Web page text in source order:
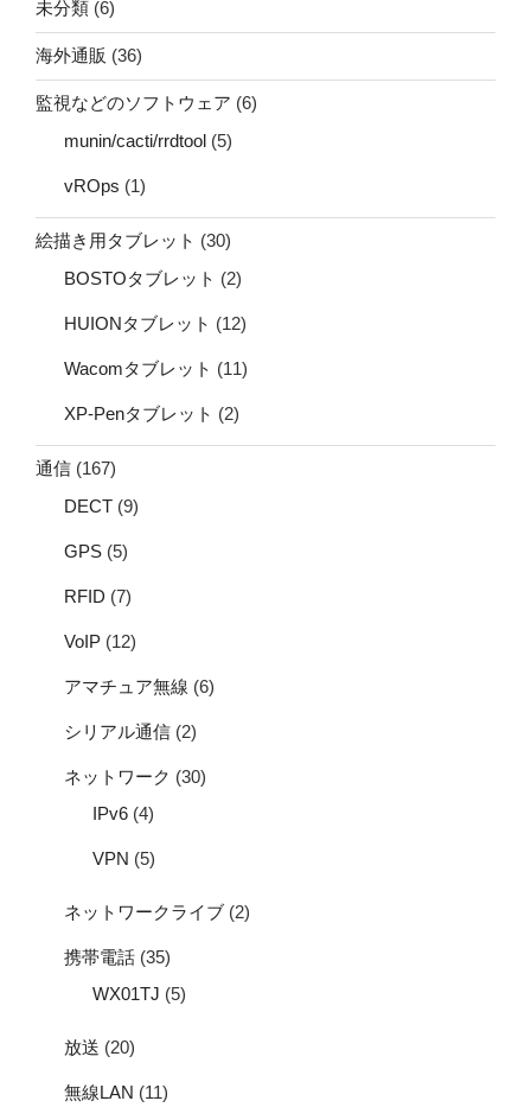
未分類 (6)
海外通販 (36)
監視などのソフトウェア (6)
munin/cacti/rrdtool (5)
vROps (1)
絵描き用タブレット (30)
BOSTOタブレット (2)
HUIONタブレット (12)
Wacomタブレット (11)
XP-Penタブレット (2)
通信 (167)
DECT (9)
GPS (5)
RFID (7)
VoIP (12)
アマチュア無線 (6)
シリアル通信 (2)
ネットワーク (30)
IPv6 (4)
VPN (5)
ネットワークライブ (2)
携帯電話 (35)
WX01TJ (5)
放送 (20)
無線LAN (11)